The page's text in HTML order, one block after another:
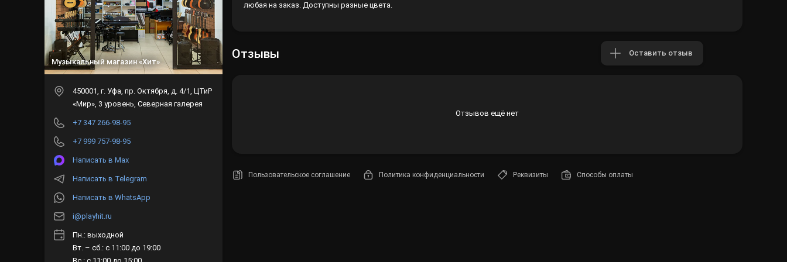
любая на заказ. Доступны разные цвета.
Отзывы Оставить отзыв
Отзывов ещё нет
Пользовательское соглашение Политика конфиденциальности Реквизиты Способы оплаты
Музыкальный магазин «Хит»
450001 , г. Уфа пр. Октября, д. 4/1, ЦТиР
«Мир», 3 уровень, Северная галерея
+7 347 266-98-95
+7 999 757-98-95
Написать в Max
Написать в Telegram
Написать в WhatsApp
i@playhit.ru
Пн.: выходной
Вт. – сб.: с 11:00 до 19:00